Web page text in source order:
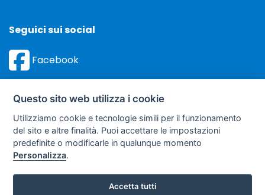
Seguici sui social
Facebook
©Sviluppo Turismo Italia S.r.L. unipersonale
- R.E.A. FM-195884
Questo sito web utilizza i cookie
Utilizziamo cookie e tecnologie simili per il funzionamento
del sito e altre finalità. Puoi accettare le impostazioni
predefinite o modificarle in qualunque momento
Personalizza.
Accetta tutti